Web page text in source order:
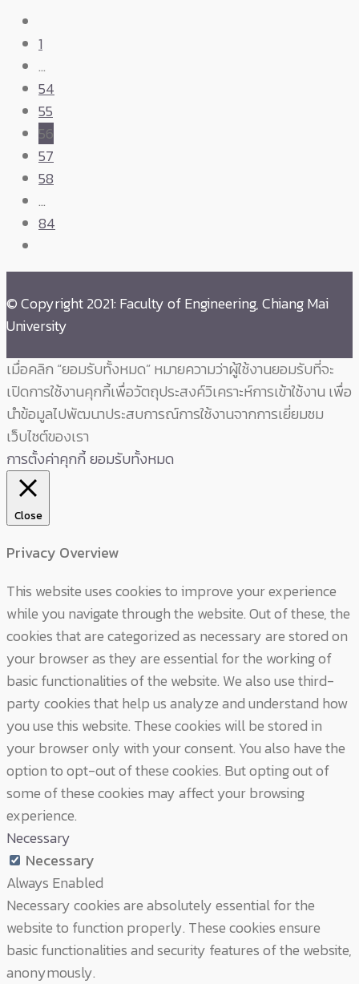
1
…
54
55
56
57
58
…
84
© Copyright 2021: Faculty of Engineering, Chiang Mai
University
เมื่อคลิก “ยอมรับทั้งหมด” หมายความว่าผู้ใช้งานยอมรับที่จะ
เปิดการใช้งานคุกกี้เพื่อวัตถุประสงค์วิเคราะห์การเข้าใช้งาน เพื่อ
นำข้อมูลไปพัฒนาประสบการณ์การใช้งานจากการเยี่ยมชม
เว็บไซต์ของเรา
การตั้งค่าคุกกี้ยอมรับทั้งหมด
Close
Privacy Overview
This website uses cookies to improve your experience
while you navigate through the website. Out of these, the
cookies that are categorized as necessary are stored on
your browser as they are essential for the working of
basic functionalities of the website. We also use third-
party cookies that help us analyze and understand how
you use this website. These cookies will be stored in
your browser only with your consent. You also have the
option to opt-out of these cookies. But opting out of
some of these cookies may affect your browsing
experience.
Necessary
Necessary
Always Enabled
Necessary cookies are absolutely essential for the
website to function properly. These cookies ensure
basic functionalities and security features of the website,
anonymously.